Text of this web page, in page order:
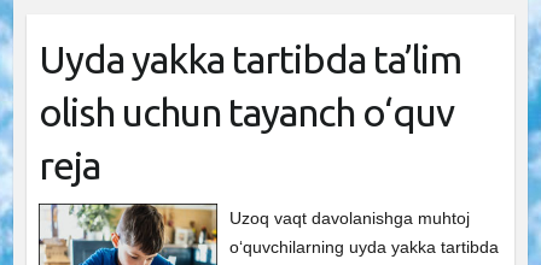
Uyda yakka tartibda ta’lim
olish uchun tayanch o‘quv
reja
Uzoq vaqt davolanishga muhtoj
o‘quvchilarning uyda yakka tartibda